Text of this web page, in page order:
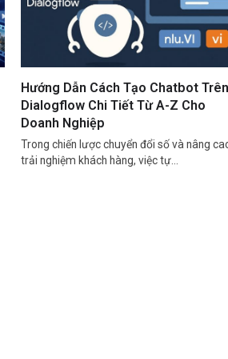
Hướng Dẫn Cách Tạo Chatbot Trên
Dialogflow Chi Tiết Từ A-Z Cho
Doanh Nghiệp
Trong chiến lược chuyển đổi số và nâng
trải nghiệm khách hàng, việc tự…